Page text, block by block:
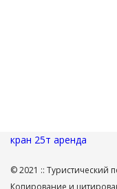
кран 25т аренда
© 2021 :: Туристический
Копирование и